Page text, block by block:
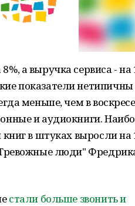
а выручка сервиса -
показатели
меньше, чем в
и аудиокниги.
в штуках выросли на
люди"
стали больше звонить и